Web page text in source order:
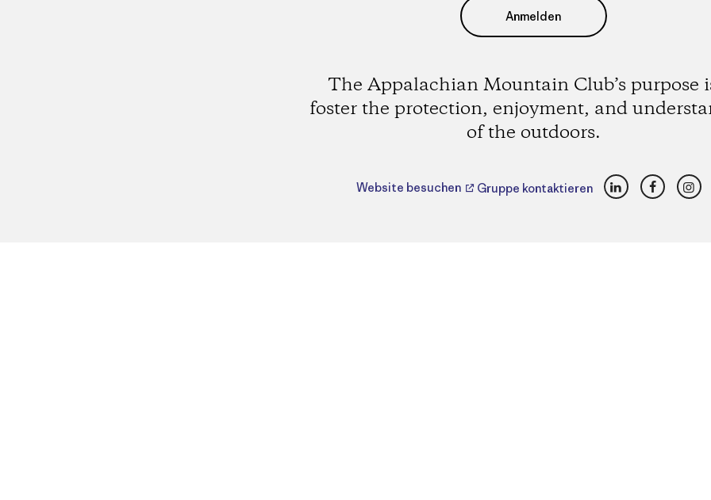
Anmelden
The Appalachian Mountain Club’s purpose
foster the protection, enjoyment, and
of the outdoors.
Website besuchen Gruppe kontaktieren LinkedInFacebook